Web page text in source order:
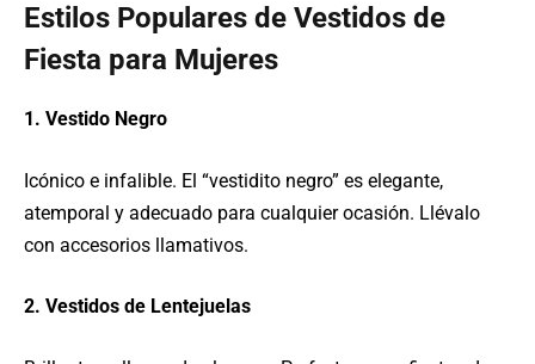
Estilos Populares de Vestidos de
Fiesta para Mujeres
1. Vestido Negro
Icónico e infalible. El “vestidito negro” es elegante,
atemporal y adecuado para cualquier ocasión. Llévalo
con accesorios llamativos.
2. Vestidos de Lentejuelas